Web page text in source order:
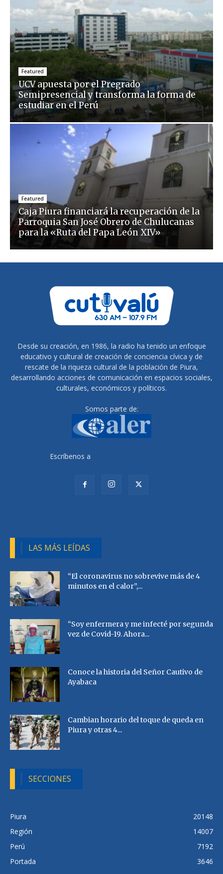
Featured
UCV apuesta por el Pregrado
Semipresencial y transforma la forma de
estudiar en el Perú
Featured
Caja Piura financiará la recuperación de la
Parroquia San José Obrero de Chulucanas
para la «Ruta del Papa León XIV»
Desde su creación, en 1986, la radio ha tenido un enfoque
educativo y cultural de creación de conciencia cívica y de
rescate de la riqueza cultural de la población de Piura,
desarrollando acciones de comunicación en espacios sociales,
culturales, económicos y políticos.
Somos parte de:
Escríbenos a
LAS MÁS LEÍDAS
“El coronavirus no sobrevive más de 4
minutos en el calor”,...
“Soy enfermera y me infecté por segunda
vez de Covid-19. Ahora...
Conoce la historia del Señor Cautivo de
Ayabaca
Cambian horario del toque de queda en
Piura y otras 4...
SECCIONES
Piura
20148
Región
14007
Perú
7192
Portada
3646